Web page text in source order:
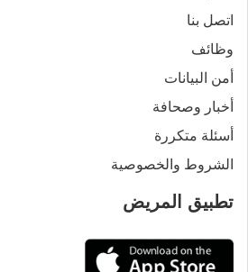
اتصل بنا
وظائف
أمن البيانات
أخبار وصحافة
أسئلة متكررة
الشروط والخصوصية
تطبيق المريض